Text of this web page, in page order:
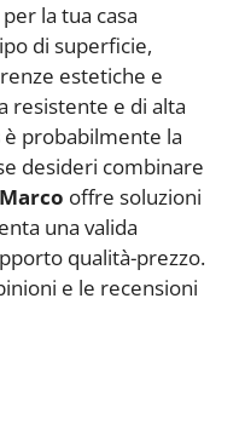
la tua casa
di superficie,
estetiche e
resistente e di alta
è probabilmente la
desideri combinare
offre soluzioni
una valida
qualità-prezzo.
e le recensioni